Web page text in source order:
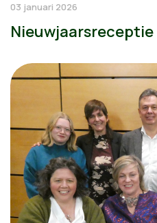
03 januari 2026
Nieuwjaarsreceptie